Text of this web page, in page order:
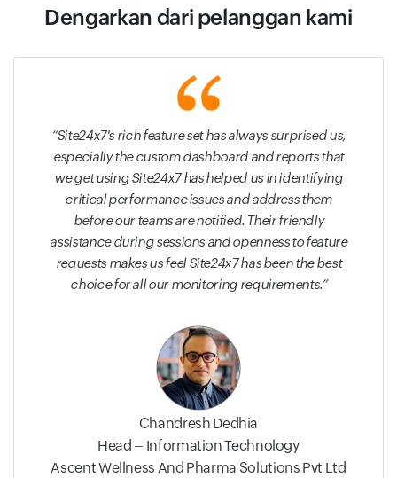
Dengarkan dari pelanggan kami
Site24x7's rich feature set has always surprised us,
especially the custom dashboard and reports that
we get using Site24x7 has helped us in identifying
critical performance issues and address them
before our teams are notified. Their friendly
assistance during sessions and openness to feature
requests makes us feel Site24x7 has been the best
choice for all our monitoring requirements.
Chandresh Dedhia
Head – Information Technology
Ascent Wellness And Pharma Solutions Pvt Ltd